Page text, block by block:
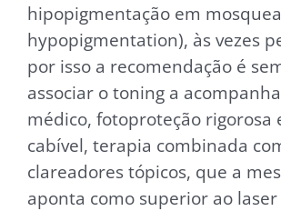
hipopigmentação em
hypopigmentation), às vezes
por isso a recomendação é
associar o toning a
médico, fotoproteção rigorosa
cabível, terapia combinada
clareadores tópicos, que a
aponta como superior ao laser